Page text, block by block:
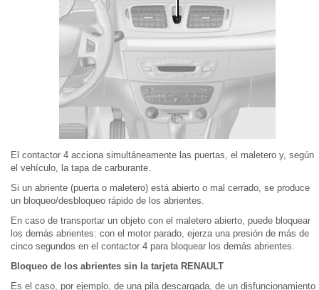
El contactor 4 acciona simultáneamente las puertas, el maletero y, según
el vehículo, la tapa de carburante.
Si un abriente (puerta o maletero) está abierto o mal cerrado, se produce
un bloqueo/desbloqueo rápido de los abrientes.
En caso de transportar un objeto con el maletero abierto, puede bloquear
los demás abrientes: con el motor parado, ejerza una presión de más de
cinco segundos en el contactor 4 para bloquear los demás abrientes.
Bloqueo de los abrientes sin la tarjeta RENAULT
Es el caso, por ejemplo, de una pila descargada, de un disfuncionamiento